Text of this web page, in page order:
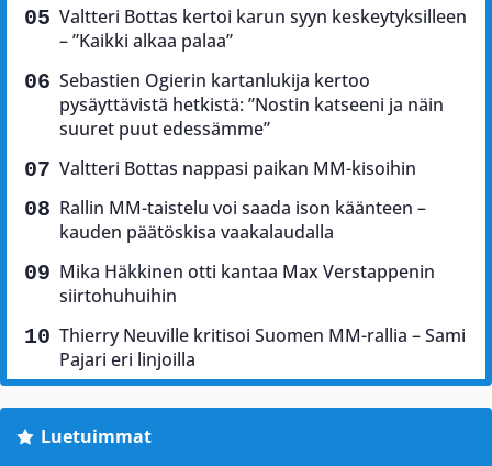
Valtteri Bottas kertoi karun syyn keskeytyksilleen
– ”Kaikki alkaa palaa”
Sebastien Ogierin kartanlukija kertoo
pysäyttävistä hetkistä: ”Nostin katseeni ja näin
suuret puut edessämme”
Valtteri Bottas nappasi paikan MM-kisoihin
Rallin MM-taistelu voi saada ison käänteen –
kauden päätöskisa vaakalaudalla
Mika Häkkinen otti kantaa Max Verstappenin
siirtohuhuihin
Thierry Neuville kritisoi Suomen MM-rallia – Sami
Pajari eri linjoilla
Luetuimmat